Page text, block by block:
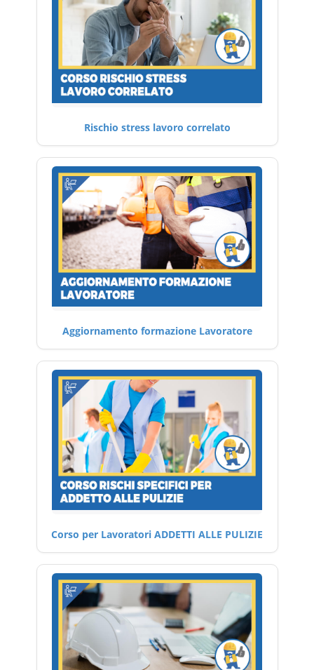
Rischio stress lavoro correlato
Aggiornamento formazione Lavoratore
Corso per Lavoratori ADDETTI ALLE PULIZIE